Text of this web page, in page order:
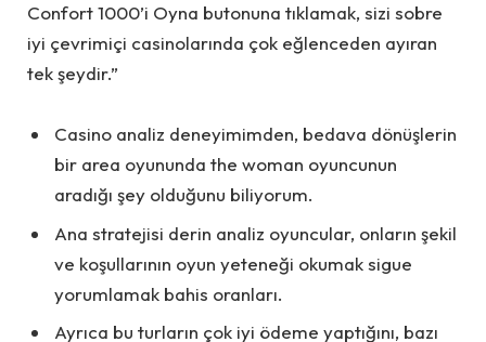
Confort 1000’i Oyna butonuna tıklamak, sizi sobre
iyi çevrimiçi casinolarında çok eğlenceden ayıran
tek şeydir.”
Casino analiz deneyimimden, bedava dönüşlerin
bir area oyununda the woman oyuncunun
aradığı şey olduğunu biliyorum.
Ana stratejisi derin analiz oyuncular, onların şekil
ve koşullarının oyun yeteneği okumak sigue
yorumlamak bahis oranları.
Ayrıca bu turların çok iyi ödeme yaptığını, bazı